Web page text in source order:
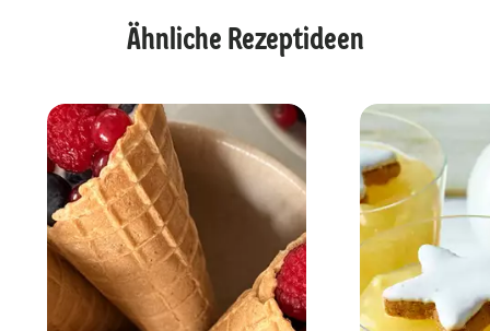
Ähnliche Rezeptideen